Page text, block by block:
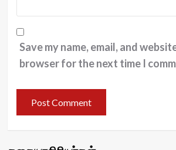
Save my name, email, and
browser for the next time I